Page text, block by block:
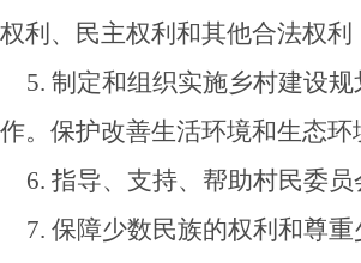
利、民主权利和其他合法权
5. 制定和组织实施乡村建设
。保护改善生活环境和生态环
6. 指导、支持、帮助村民委
7. 保障少数民族的权利和尊